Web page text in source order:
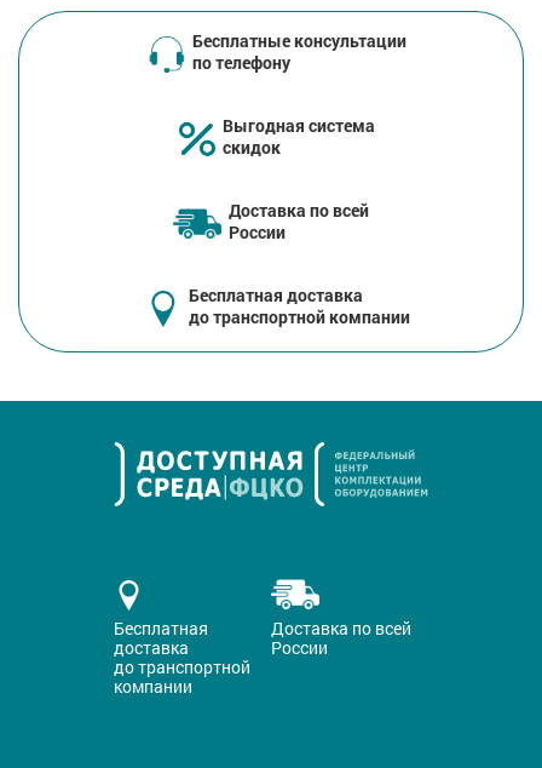
Бесплатные консультации
по телефону
Выгодная система
скидок
Доставка по всей
России
Бесплатная доставка
до транспортной компании
Бесплатная
доставка
до транспортной
компании
Доставка по всей
России